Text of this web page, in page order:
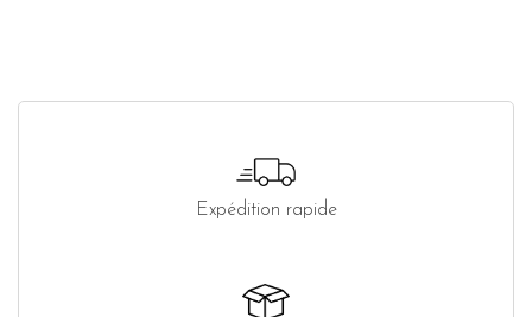
Expédition rapide